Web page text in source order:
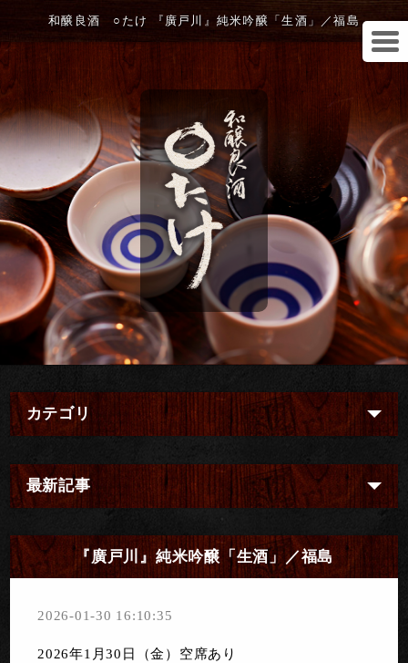
和醸良酒 ○たけ 『廣戸川』純米吟醸「生酒」／福島
カテゴリ
最新記事
『廣戸川』純米吟醸「生酒」／福島
2026-01-30 16:10:35
2026年1月30日（金）空席あり